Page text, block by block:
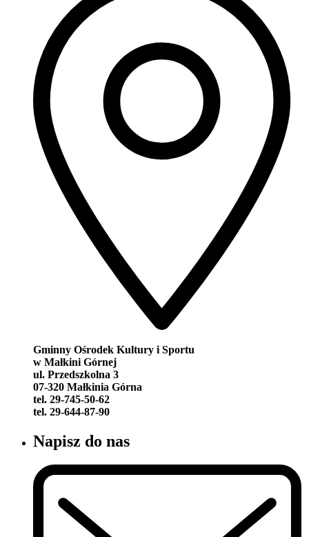
Gminny Ośrodek Kultury i Sportu
w Małkini Górnej
ul. Przedszkolna 3
07-320 Małkinia Górna
tel. 29-745-50-62
tel. 29-644-87-90
Napisz do nas